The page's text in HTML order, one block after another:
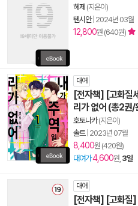
헤제 (지은이)
텐시안| 2024년 03월
12,800원 (640원)
대여
[전자책] [고화질
리가 없어 (총2권/
호토나카(지은이)
솔트| 2023년 07월
8,400원 (420원)
대여가4,600원, 3일
대여
[전자책] [고화질]